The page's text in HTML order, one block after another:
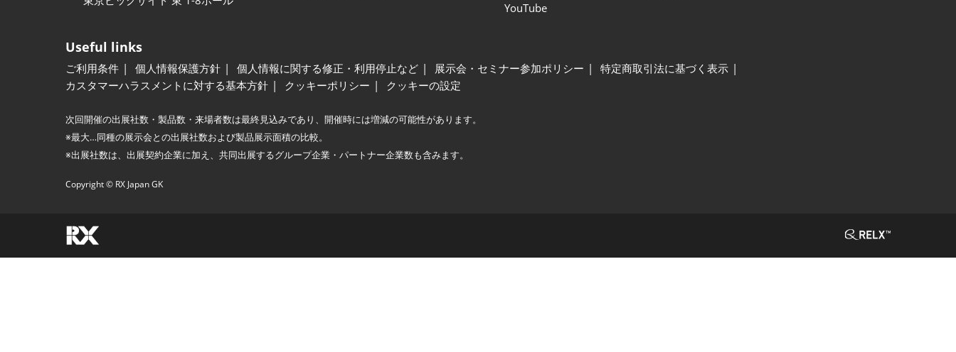
YouTube
Useful links
ご利用条件 個人情報保護方針 個人情報に関する修正・利用停止など 展示会・セミナー参加ポリシー
特定商取引法に基づく表示
カスタマーハラスメントに対する基本方針
クッキーポリシー クッキーの設定
次回開催の出展社数・製品数・来場者数は最終見込みであり、開催時には増減の可能性があります。
※最大…同種の展示会との出展社数および製品展示面積の比較。
※出展社数は、出展契約企業に加え、共同出展するグループ企業・パートナー企業数も含みます。
Copyright © RX Japan GK